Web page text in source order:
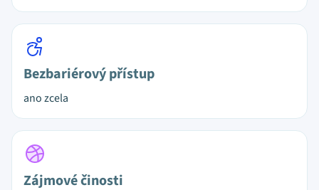
Bezbariérový přístup
ano zcela
Zájmové činosti